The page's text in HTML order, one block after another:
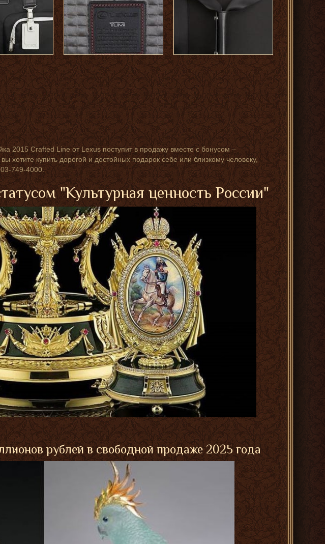
2015 Crafted Line от Lexus поступит в продажу вместе с бонусом –
хотите купить дорогой и достойных подарок себе или близкому человеку,
749-4000.
"Культурная ценность России"
рублей в свободной продаже 2025 года